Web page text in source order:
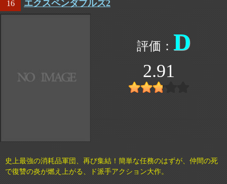
16 エクスペンダブルズ2
D
2.91
史上最強の消耗品軍団、再び集結！簡単な任務のはずが、仲間の死
で復讐の炎が燃え上がる、ド派手アクション大作。